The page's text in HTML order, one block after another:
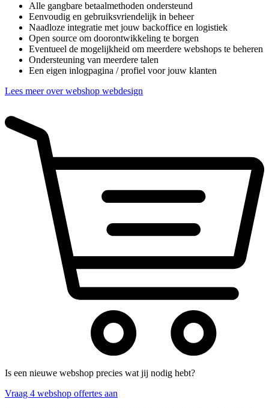
Alle gangbare betaalmethoden ondersteund
Eenvoudig en gebruiksvriendelijk in beheer
Naadloze integratie met jouw backoffice en logistiek
Open source om doorontwikkeling te borgen
Eventueel de mogelijkheid om meerdere webshops te beheren
Ondersteuning van meerdere talen
Een eigen inlogpagina / profiel voor jouw klanten
Lees meer over webshop webdesign
Is een nieuwe webshop precies wat jij nodig hebt?
Vraag 4 webshop offertes aan